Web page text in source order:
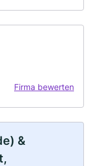
Firma bewerten
&